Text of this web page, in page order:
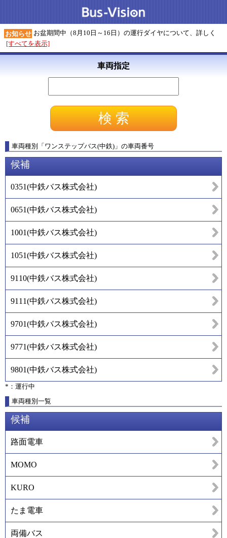
お知らせ お盆期間中（8月10日～16日）の運行ダイヤについて、詳しく
[すべてを表示]
車両指定
車両種別 「ワンステップバス(中鉄) 」 の車両番号
候補
0351(中鉄バス株式会社)
0651(中鉄バス株式会社)
1001(中鉄バス株式会社)
1051(中鉄バス株式会社)
9110(中鉄バス株式会社)
9111(中鉄バス株式会社)
9701(中鉄バス株式会社)
9771(中鉄バス株式会社)
9801(中鉄バス株式会社)
*：運行中
車両種別一覧
候補
路面電車
MOMO
KURO
たま電車
両備バス